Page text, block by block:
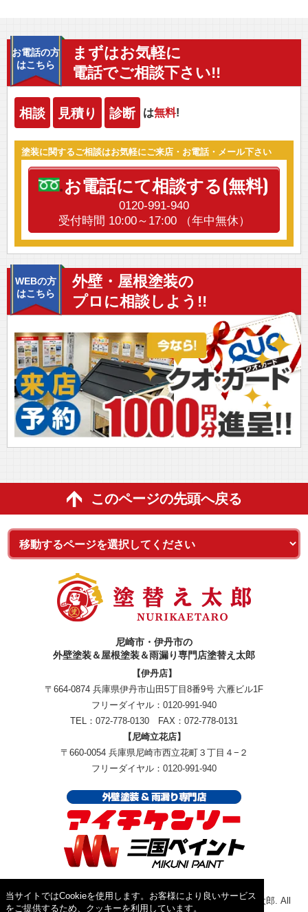
当サイトではCookieを使用します。お客様により良いサービス
をご提供するため、クッキーを利用しています。
お電話の方
はこちら
まずはお気軽に
電話でご相談下さい!!
相談 見積り 診断 は無料!
塗装に関するご相談はお気軽にご来店・お電話・メール下さい
お電話にて相談する(無料)
0120-991-940
受付時間 10:00～17:00 （年中無休）
WEBの方
はこちら
外壁・屋根塗装の
プロに相談しよう!!
このページの先頭へ戻る
尼崎市・伊丹市の
外壁塗装＆屋根塗装＆雨漏り専門店塗替え太郎
【伊丹店】
〒664-0874 兵庫県伊丹市山田5丁目8番9号 六雁ビル1F
フリーダイヤル： 0120-991-940
TEL： 072-778-0130 FAX：072-778-0131
【尼崎立花店】
〒660-0054 兵庫県尼崎市西立花町３丁目４−２
フリーダイヤル： 0120-991-940
Copyright © 2026外壁塗装＆屋根塗装＆雨漏り専門店塗替え太郎. All